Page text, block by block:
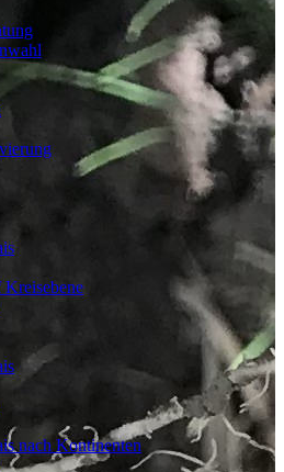
Kreisebene
nach Kontinenten